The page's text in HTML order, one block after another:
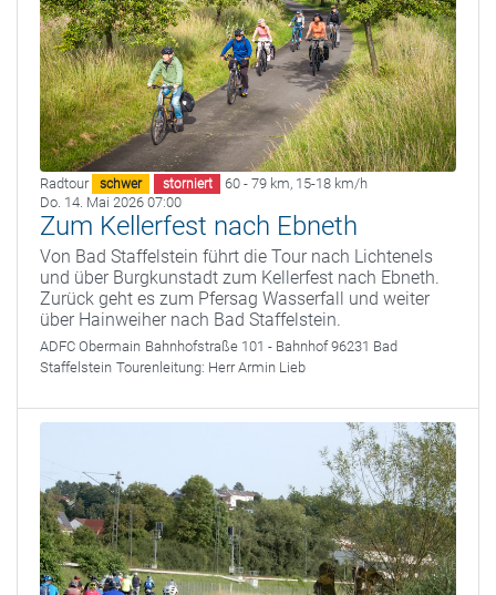
Radtour schwer storniert 60 - 79 km, 15-18 km/h
Do. 14. Mai 2026 07:00
Zum Kellerfest nach Ebneth
Von Bad Staffelstein führt die Tour nach Lichtenels
und über Burgkunstadt zum Kellerfest nach Ebneth.
Zurück geht es zum Pfersag Wasserfall und weiter
über Hainweiher nach Bad Staffelstein.
ADFC Obermain Bahnhofstraße 101 - Bahnhof 96231 Bad
Staffelstein Tourenleitung: Herr Armin Lieb